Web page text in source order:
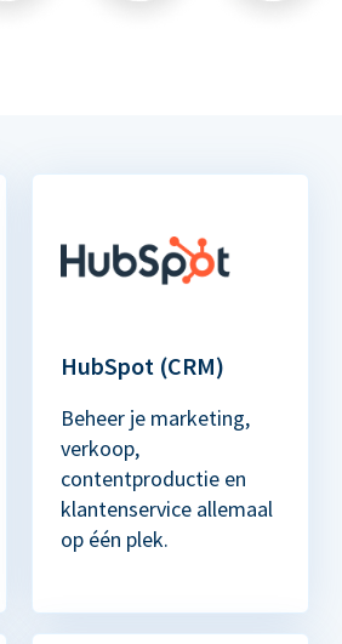
HubSpot (CRM)
Beheer je marketing,
verkoop,
contentproductie en
klantenservice allemaal
op één plek.